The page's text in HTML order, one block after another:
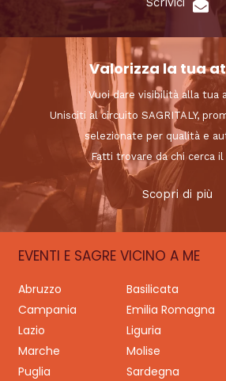
Valorizza la tua
Vuoi dare visibilità alla tua
Unisciti al circuito SAGRITALY,
selezionate per qualità e
Fatti trovare da chi cerca
Scopri di più
EVENTI E SAGRE VICINO A ME
Abruzzo Basilicata
Campania
Emilia Romagna
Lazio
Liguria
Marche
Molise
Puglia
Sardegna